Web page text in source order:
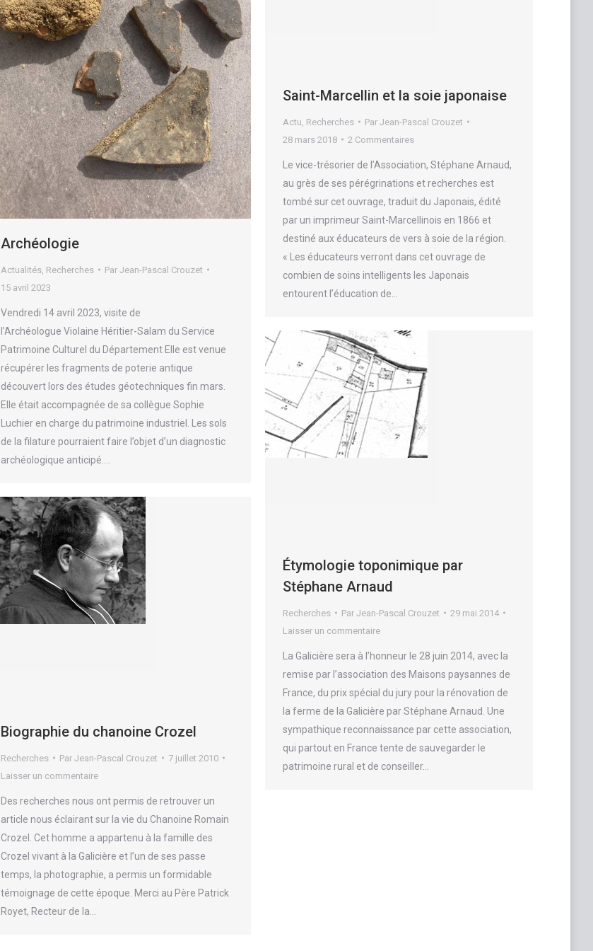
Archéologie
Actualités Recherches Par Jean-Pascal Crouzet
15 avril 2023
Vendredi 14 avril 2023, visite de
l’Archéologue Violaine Héritier-Salam du Service
Patrimoine Culturel du Département Elle est venue
récupérer les fragments de poterie antique
découvert lors des études géotechniques fin mars.
Elle était accompagnée de sa collègue Sophie
Luchier en charge du patrimoine industriel. Les sols
de la filature pourraient faire l’objet d’un diagnostic
archéologique anticipé.…
Saint-Marcellin et la soie japonaise
Actu Recherches Par Jean-Pascal Crouzet
28 mars 2018
2 Commentaires
Le vice-trésorier de l’Association, Stéphane Arnaud,
au grès de ses pérégrinations et recherches est
tombé sur cet ouvrage, traduit du Japonais, édité
par un imprimeur Saint-Marcellinois en 1866 et
destiné aux éducateurs de vers à soie de la région.
« Les éducateurs verront dans cet ouvrage de
combien de soins intelligents les Japonais
entourent l’éducation de…
Étymologie toponimique par
Stéphane Arnaud
Recherches Par Jean-Pascal Crouzet
29 mai 2014
Laisser un commentaire
La Galicière sera à l’honneur le 28 juin 2014, avec la
remise par l’association des Maisons paysannes de
France, du prix spécial du jury pour la rénovation de
la ferme de la Galicière par Stéphane Arnaud. Une
sympathique reconnaissance par cette association,
qui partout en France tente de sauvegarder le
patrimoine rural et de conseiller…
Biographie du chanoine Crozel
Recherches Par Jean-Pascal Crouzet
7 juillet 2010
Laisser un commentaire
Des recherches nous ont permis de retrouver un
article nous éclairant sur la vie du Chanoine Romain
Crozel. Cet homme a appartenu à la famille des
Crozel vivant à la Galicière et l’un de ses passe
temps, la photographie, a permis un formidable
témoignage de cette époque. Merci au Père Patrick
Royet, Recteur de la…